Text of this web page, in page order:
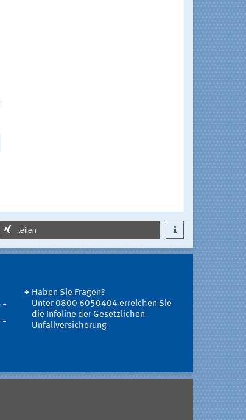
teilen
Haben Sie Fragen?
Unter 0800 6050404 erreichen Sie
die Infoline der Gesetzlichen
Unfallversicherung